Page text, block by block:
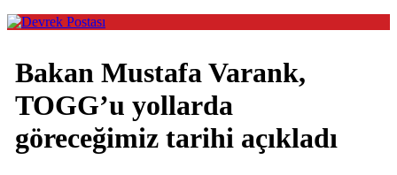
Bakan Mustafa Varank,
TOGG’u yollarda
göreceğimiz tarihi açıkladı